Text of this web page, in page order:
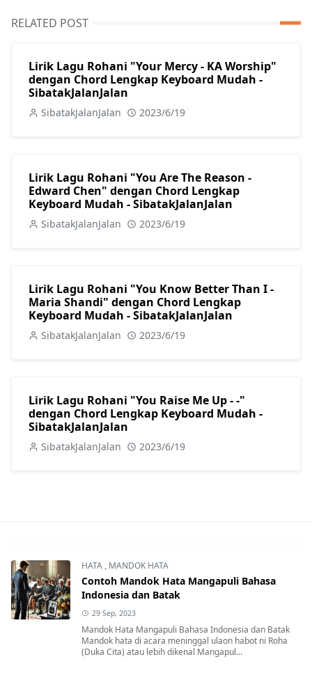
RELATED POST
Lirik Lagu Rohani "Your Mercy - KA Worship"
dengan Chord Lengkap Keyboard Mudah -
SibatakJalanJalan
SibatakJalanJalan 2023/6/19
Lirik Lagu Rohani "You Are The Reason -
Edward Chen" dengan Chord Lengkap
Keyboard Mudah - SibatakJalanJalan
SibatakJalanJalan 2023/6/19
Lirik Lagu Rohani "You Know Better Than I -
Maria Shandi" dengan Chord Lengkap
Keyboard Mudah - SibatakJalanJalan
SibatakJalanJalan 2023/6/19
Lirik Lagu Rohani "You Raise Me Up - -"
dengan Chord Lengkap Keyboard Mudah -
SibatakJalanJalan
SibatakJalanJalan 2023/6/19
HATA , MANDOK HATA
Contoh Mandok Hata Mangapuli Bahasa
Indonesia dan Batak
29 Sep, 2023
Mandok Hata Mangapuli Bahasa Indonesia dan Batak
Mandok hata di acara meninggal ulaon habot ni Roha
(Duka Cita) atau lebih dikenal Mangapul...